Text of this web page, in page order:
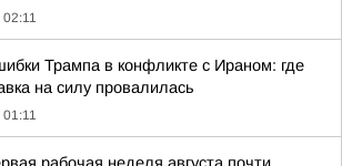
02:11
Трампа в конфликте с Ираном: где
на силу провалилась
01:11